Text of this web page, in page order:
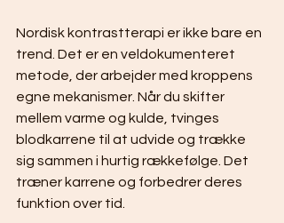
Nordisk kontrastterapi er ikke bare en
trend. Det er en veldokumenteret
metode, der arbejder med kroppens
egne mekanismer. Når du skifter
mellem varme og kulde, tvinges
blodkarrene til at udvide og trække
sig sammen i hurtig rækkefølge. Det
træner karrene og forbedrer deres
funktion over tid.